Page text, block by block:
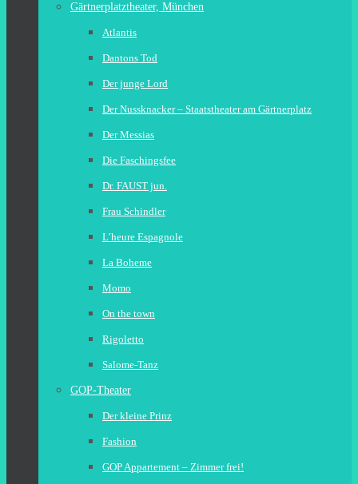
Gärtnerplatztheater, München
Atlantis
Dantons Tod
Der junge Lord
Der Nussknacker – Staatstheater am Gärtnerplatz
Der Messias
Die Faschingsfee
Dr. FAUST jun.
Frau Schindler
L’heure Espagnole
La Boheme
Momo
On the town
Rigoletto
Salome-Tanz
GOP-Theater
Der kleine Prinz
Fashion
GOP Appartement – Zimmer frei!